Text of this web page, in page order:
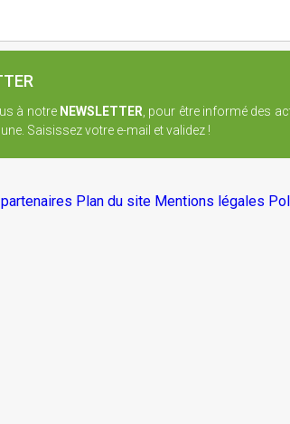
à notre NEWSLETTER , pour être informé des
Saisissez votre e-mail et validez !
Plan du site Mentions légales